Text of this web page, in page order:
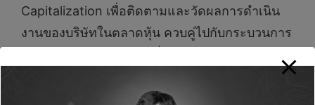
Capitalization เพื่อติดตามและวัดผลการดำเนิน
งานของบริษัทในตลาดหุ้น ควบคู่ไปกับกระบวนการ